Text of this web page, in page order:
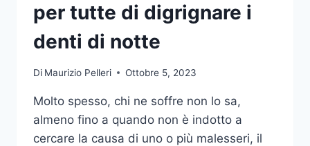
per tutte di digrignare i
denti di notte
Di Maurizio Pelleri Ottobre 5, 2023
Molto spesso, chi ne soffre non lo sa,
almeno fino a quando non è indotto a
cercare la causa di uno o più malesseri, il